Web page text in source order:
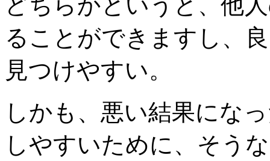
ることができますし、
見つけやすい。
しかも、悪い結果にな
しやすいために、そう